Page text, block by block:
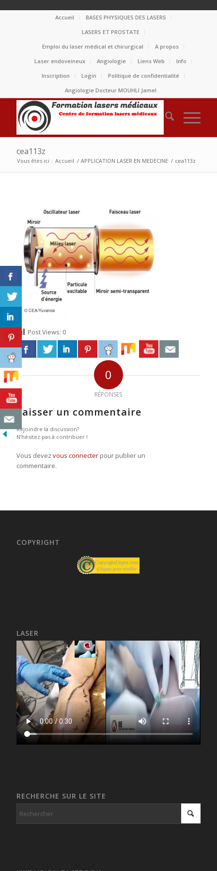
Accueil
BASES PHYSIQUES DES LASERS
LASERS ET PROSTATE
Emploi du laser médical et chirurgical
A propos
Laser endoveineux
Angiologie Liens Web
Info
Inscription
Login
Politique de confidentialité
Angiologie Docteur MOUHLI Jamel
cea113z
Vous êtes ici : Accueil / APPLICATION LASER EN MEDECINE / cea113z
Post Views: 0
0
RÉPONSES
Laisser un commentaire
Rejoindre la discussion?
N’hésitez pas à contribuer !
Vous devez vous connecterpour publier un
commentaire.
COPYRIGHT
LASER
RECHERCHE SUR LE SITE